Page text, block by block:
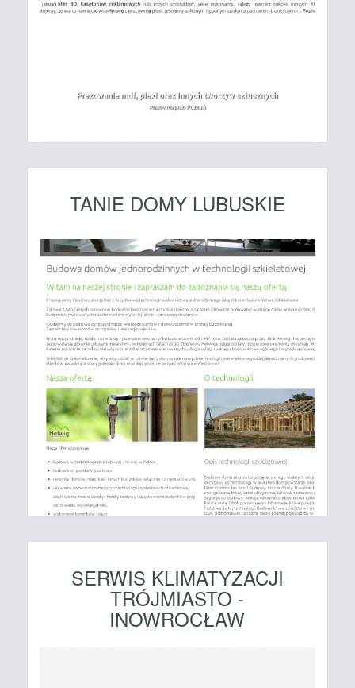
TANIE DOMY LUBUSKIE
SERWIS KLIMATYZACJI
TRÓJMIASTO -
INOWROCŁAW